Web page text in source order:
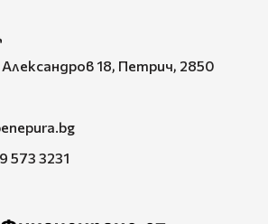
Александров 18, Петрич, 2850
573 3231